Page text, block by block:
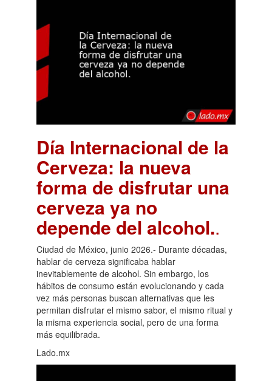
Día Internacional de la
Cerveza: la nueva
forma de disfrutar una
cerveza ya no
depende del alcohol..
Ciudad de México, junio 2026.- Durante décadas,
hablar de cerveza significaba hablar
inevitablemente de alcohol. Sin embargo, los
hábitos de consumo están evolucionando y cada
vez más personas buscan alternativas que les
permitan disfrutar el mismo sabor, el mismo ritual y
la misma experiencia social, pero de una forma
más equilibrada.
Lado.mx